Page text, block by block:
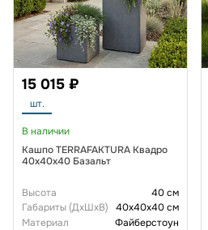
15 015 ₽
шт.
В наличии
Кашпо TERRAFAKTURA Квадро
40x40x40 Базальт
Высота
40 см
Габариты (ДxШxВ)
40x40x40 см
Материал
Файберстоун